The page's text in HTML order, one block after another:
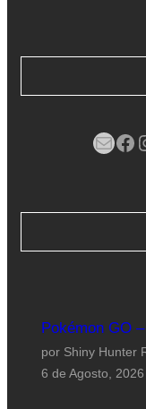
Mail Facebook
Pokémon GO
por Shiny Hunter
6 de Agosto, 2026